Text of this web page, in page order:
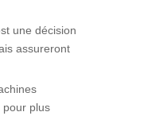
une décision
assureront
pour plus